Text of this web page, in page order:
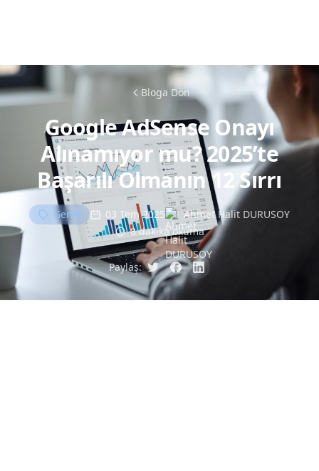
Bloga Dön
Google AdSense Onayı
Alınamıyor mu? 2025’te
Başarılı Olmanın 12 Sırrı
Genel 03 Tem 2025
Ahmet Halit DURUSOY
8 dakika okuma
Paylaş: